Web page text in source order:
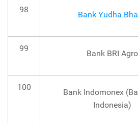
98
Bank Yudha
99
Bank BRI Agro
100
Bank Indomonex
Indonesia)